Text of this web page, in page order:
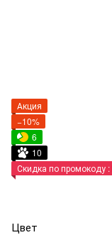
Акция
−10%
6
10
Скидка по промокоду :
Цвет